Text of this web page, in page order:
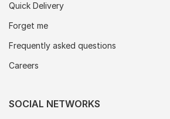
Quick Delivery
Forget me
Frequently asked questions
Careers
SOCIAL NETWORKS